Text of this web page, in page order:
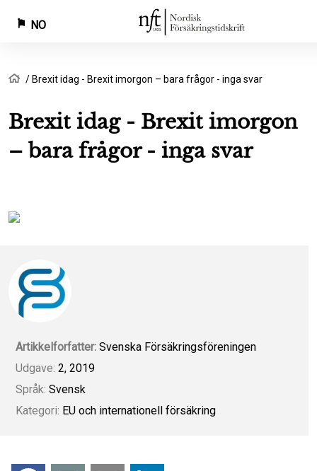
Hopp
hovedinnhold
NO
Navigasjonssti
Hjem
Brexit idag - Brexit imorgon – bara frågor - inga svar
Brexit idag - Brexit imorgon
– bara frågor - inga svar
Artikkelforfatter: Svenska Försäkringsföreningen
Udgave: 2, 2019
Språk: Svensk
Kategori: EU och internationell försäkring